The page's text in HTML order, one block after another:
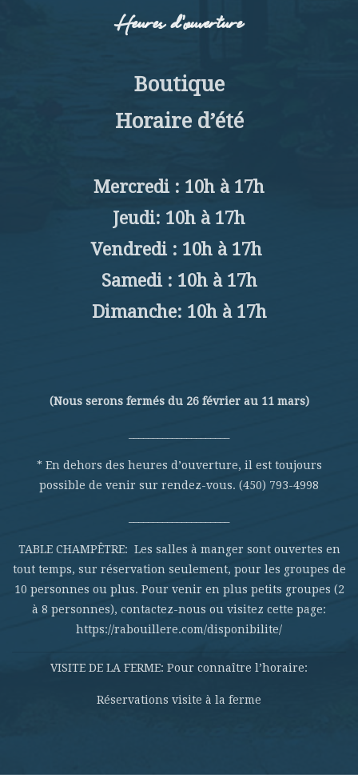
Heures d’ouverture
Boutique
Horaire d’été
Mercredi : 10h à 17h
Jeudi: 10h à 17h
Vendredi : 10h à 17h
Samedi : 10h à 17h
Dimanche: 10h à 17h
(Nous serons fermés du 26 février au 11 mars)
* En dehors des heures d’ouverture, il est toujours
possible de venir sur rendez-vous. (450) 793-4998
TABLE CHAMPÊTRE: Les salles à manger sont ouvertes en
tout temps, sur réservation seulement, pour les groupes de
10 personnes ou plus. Pour venir en plus petits groupes (2
à 8 personnes), contactez-nous ou visitez cette page:
https://rabouillere.com/disponibilite/
VISITE DE LA FERME: Pour connaître l’horaire:
Réservations visite à la ferme